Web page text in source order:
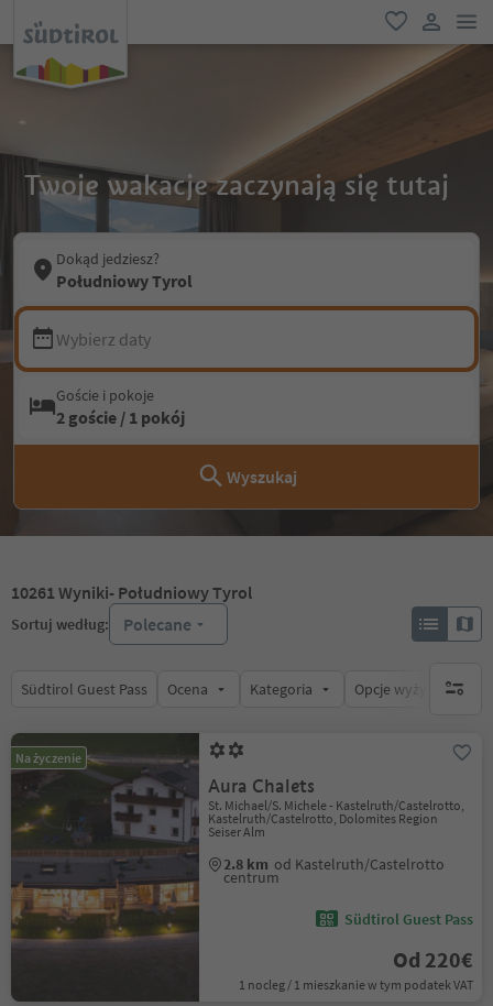
ulubione
link
Twoje wakacje zaczynają się tutaj
Dokąd jedziesz?
Południowy Tyrol
Wybierz daty
Goście i pokoje
2 goście / 1 pokój
Wyszukaj
10261 Wyniki- Południowy Tyrol
Sortuj według: Polecane
Südtirol Guest Pass Ocena Kategoria Opcje wyżywieniabrak
Na życzenie
Aura Chalets
St. Michael/S. Michele - Kastelruth/Castelrotto,
Kastelruth/Castelrotto, Dolomites Region
Seiser Alm
2.8 km od Kastelruth/Castelrotto
centrum
Südtirol Guest Pass
Od 220€
1 nocleg / 1 mieszkanie w tym podatek VAT